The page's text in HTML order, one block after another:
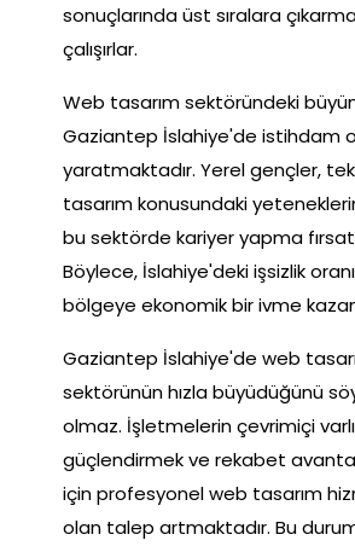
sonuçlarında üst sıralara
çalışırlar.
Web tasarım sektöründeki
Gaziantep İslahiye'de istihdam
yaratmaktadır. Yerel gençler,
tasarım konusundaki
bu sektörde kariyer yapma
Böylece, İslahiye'deki işsizlik
bölgeye ekonomik bir ivme
Gaziantep İslahiye'de web
sektörünün hızla büyüdüğünü
olmaz. İşletmelerin çevrimiçi
güçlendirmek ve rekabet
için profesyonel web tasarım
olan talep artmaktadır. Bu